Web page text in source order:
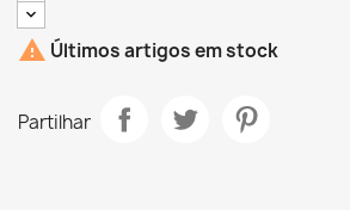
 Últimos artigos em stock
Partilhar